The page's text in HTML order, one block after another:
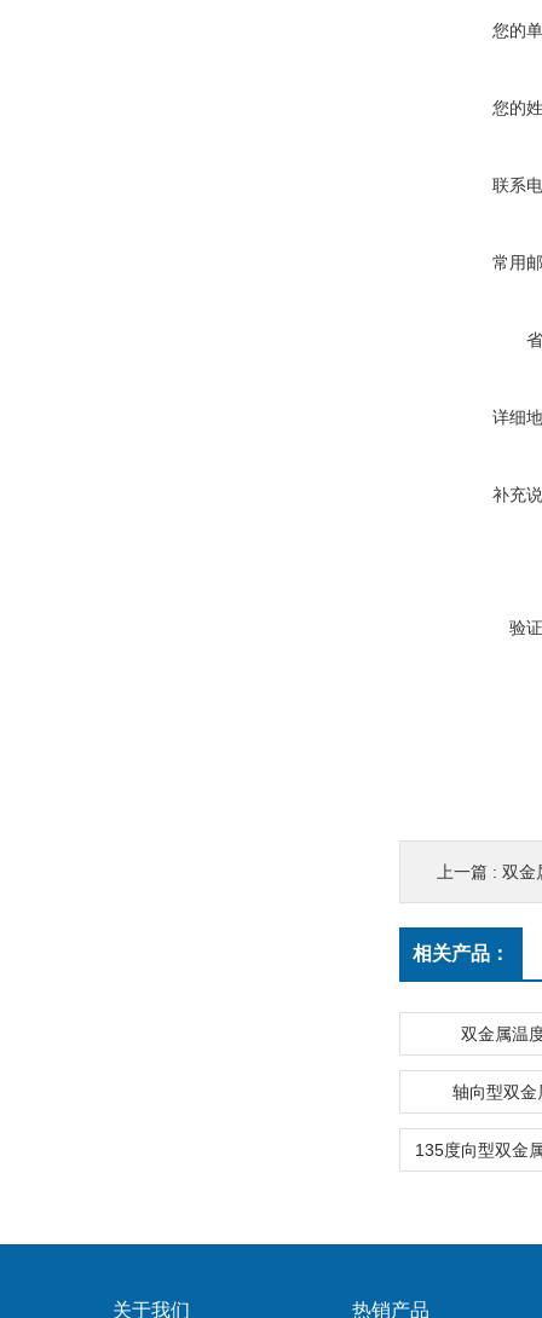
您的
您的
联系
常用
详细
补充
验
上一篇 : 双金属
相关产品：
双金属温
轴向型双金
关于我们 热销产品